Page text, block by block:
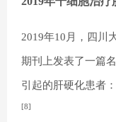
2019年10月，四川
期刊上发表了一篇
引起的肝硬化患者
[8]